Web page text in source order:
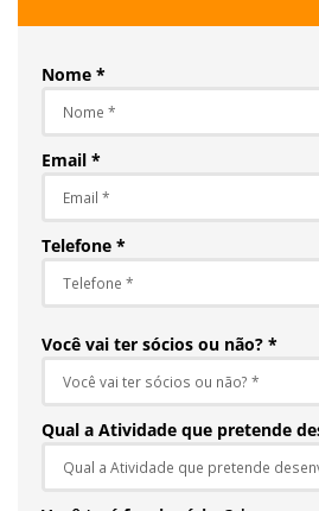
Nome *
Email *
Telefone *
Você vai ter sócios ou não? *
Qual a Atividade que pretende